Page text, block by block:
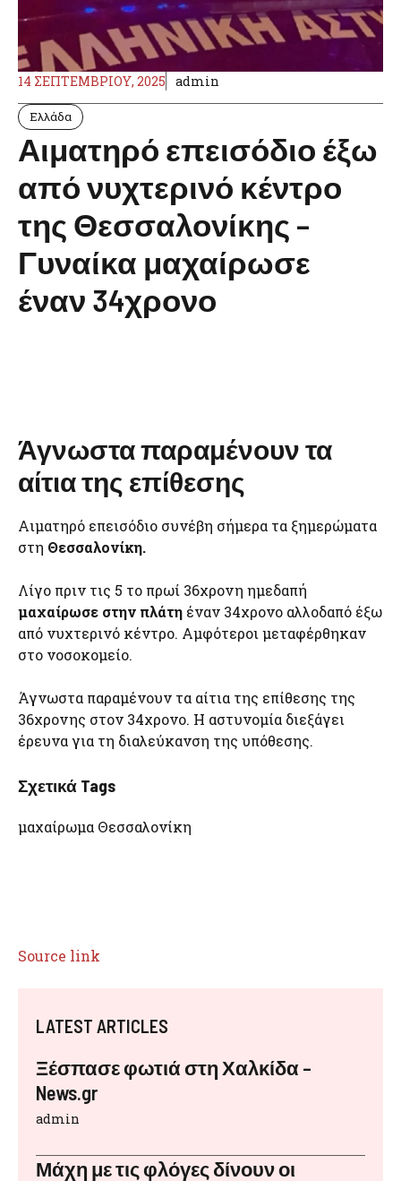
14 ΣΕΠΤΕΜΒΡΊΟΥ, 2025 admin
Ελλάδα
Αιματηρό επεισόδιο έξω
από νυχτερινό κέντρο
της Θεσσαλονίκης –
Γυναίκα μαχαίρωσε
έναν 34χρονο
Άγνωστα παραμένουν τα
αίτια της επίθεσης
Αιματηρό επεισόδιο συνέβη σήμερα τα ξημερώματα
στη Θεσσαλονίκη.
Λίγο πριν τις 5 το πρωί 36χρονη ημεδαπή
μαχαίρωσε στην πλάτη έναν 34χρονο αλλοδαπό έξω
από νυχτερινό κέντρο. Αμφότεροι μεταφέρθηκαν
στο νοσοκομείο.
Άγνωστα παραμένουν τα αίτια της επίθεσης της
36χρονης στον 34χρονο. Η αστυνομία διεξάγει
έρευνα για τη διαλεύκανση της υπόθεσης.
Σχετικά Tags
μαχαίρωμα Θεσσαλονίκη
Source link
LATEST ARTICLES
Ξέσπασε φωτιά στη Χαλκίδα –
News.gr
admin
Μάχη με τις φλόγες δίνουν οι